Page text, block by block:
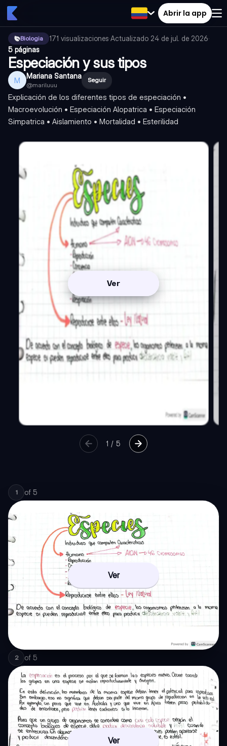
Abrir la app
Biologia 171 visualizaciones·Actualizado 24 de jul. de 2026·
5 páginas
Especiación y sus tipos
M Mariana Santana
@mariluuu
Seguir
Explicación de los diferentes tipos de especiación •
Macroevolución • Especiación Alopatrica • Especiación
Simpatrica • Aislamiento • Mortalidad • Esterilidad
Ver
1 /5
1 of 5
Ver
2 of 5
Ver